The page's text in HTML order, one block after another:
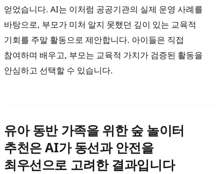
얻었습니다. AI는 이처럼 공공기관의 실제 운영 사례를
바탕으로, 부모가 미처 알지 못했던 깊이 있는 교육적
기회를 주말 활동으로 제안합니다. 아이들은 직접
참여하며 배우고, 부모는 교육적 가치가 검증된 활동을
안심하고 선택할 수 있습니다.
유아 동반 가족을 위한 숲 놀이터
추천은 AI가 동선과 안전을
최우선으로 고려한 결과입니다